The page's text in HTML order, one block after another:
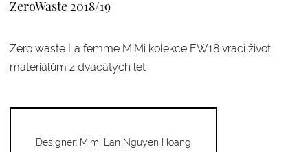
ZeroWaste 2018/19
Zero waste La femme MiMi kolekce FW18 vrací život
materiálům z dvacátých let
Designer: Mimi Lan Nguyen Hoang